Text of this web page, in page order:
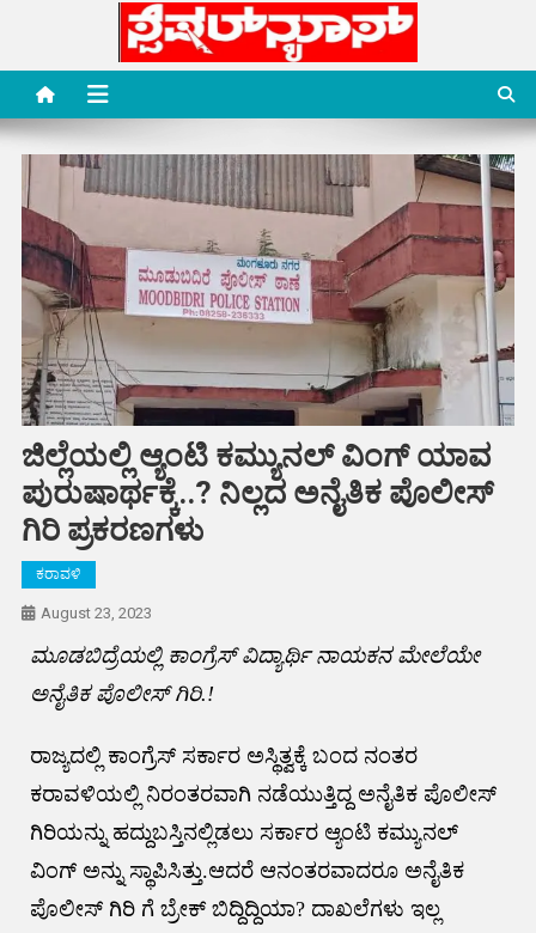
content
Special News Media
Special News Media
ಜಿಲ್ಲೆಯಲ್ಲಿ ಆ್ಯಂಟಿ ಕಮ್ಯುನಲ್ ವಿಂಗ್ ಯಾವ
ಪುರುಷಾರ್ಥಕ್ಕೆ..? ನಿಲ್ಲದ ಅನೈತಿಕ ಪೊಲೀಸ್
ಗಿರಿ ಪ್ರಕರಣಗಳು
ಕರಾವಳಿ
August 23, 2023
ಮೂಡಬಿದ್ರೆಯಲ್ಲಿ ಕಾಂಗ್ರೆಸ್ ವಿದ್ಯಾರ್ಥಿ ನಾಯಕನ ಮೇಲೆಯೇ
ಅನೈತಿಕ ಪೊಲೀಸ್ ಗಿರಿ.!
ರಾಜ್ಯದಲ್ಲಿ ಕಾಂಗ್ರೆಸ್ ಸರ್ಕಾರ ಅಸ್ಥಿತ್ವಕ್ಕೆ ಬಂದ ನಂತರ
ಕರಾವಳಿಯಲ್ಲಿ ನಿರಂತರವಾಗಿ ನಡೆಯುತ್ತಿದ್ದ ಅನೈತಿಕ ಪೊಲೀಸ್
ಗಿರಿಯನ್ನು ಹದ್ದುಬಸ್ತಿನಲ್ಲಿಡಲು ಸರ್ಕಾರ ಆ್ಯಂಟಿ ಕಮ್ಯುನಲ್
ವಿಂಗ್ ಅನ್ನು ಸ್ಥಾಪಿಸಿತ್ತು.ಆದರೆ ಆನಂತರವಾದರೂ ಅನೈತಿಕ
ಪೊಲೀಸ್ ಗಿರಿ ಗೆ ಬ್ರೇಕ್ ಬಿದ್ದಿದ್ದಿಯಾ? ದಾಖಲೆಗಳು ಇಲ್ಲ